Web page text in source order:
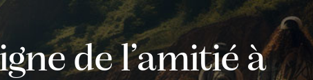
de l’amitié à